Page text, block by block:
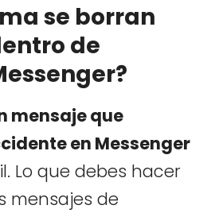
se borran
de
mensaje que
en Messenger
Lo que debes hacer
mensajes de